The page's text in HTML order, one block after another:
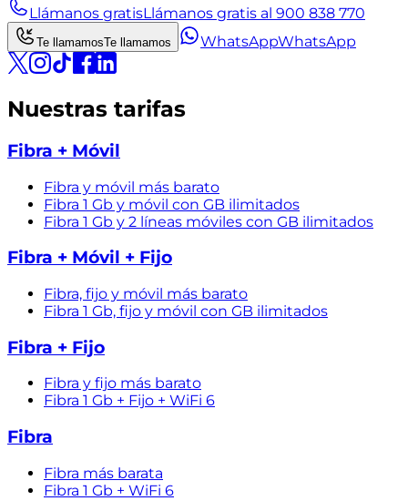
Llámanos gratisLlámanos gratis al 900 838 770
Te llamamosTe llamamos WhatsAppWhatsApp
Nuestras tarifas
Fibra + Móvil
Fibra y móvil más barato
Fibra 1 Gb y móvil con GB ilimitados
Fibra 1 Gb y 2 líneas móviles con GB ilimitados
Fibra + Móvil + Fijo
Fibra, fijo y móvil más barato
Fibra 1 Gb, fijo y móvil con GB ilimitados
Fibra + Fijo
Fibra y fijo más barato
Fibra 1 Gb + Fijo + WiFi 6
Fibra
Fibra más barata
Fibra 1 Gb + WiFi 6